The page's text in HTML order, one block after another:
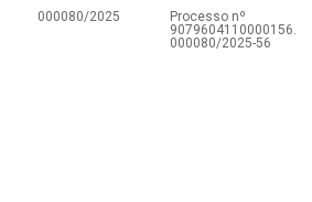
000080/2025
Processo nº
9079604110000156.
000080/2025-56